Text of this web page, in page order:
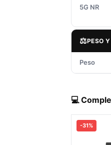
5G NR
⚖️PESO
Peso
💻
-31%